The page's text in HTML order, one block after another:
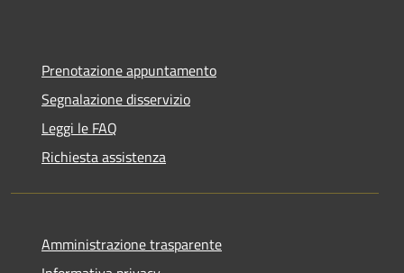
Prenotazione appuntamento
Segnalazione disservizio
Leggi le FAQ
Richiesta assistenza
Amministrazione trasparente